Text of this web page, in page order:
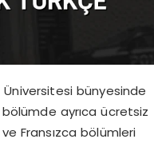
Üniversitesi bünyesinde
ayrıca ücretsiz
Fransızca bölümleri